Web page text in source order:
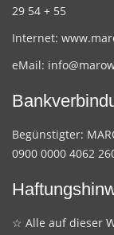
29 54 + 55
Internet:
eMail:
Begünstigter:
0900 0000 4062
☆ Alle auf dieser